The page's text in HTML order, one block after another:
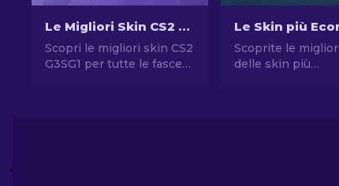
Le Migliori Skin CS2 G3SG1 in Tutte le Fasce di Prezzo
Scopri le migliori skin CS2
G3SG1 per tutte le fasce
Scoprite le
delle skin più